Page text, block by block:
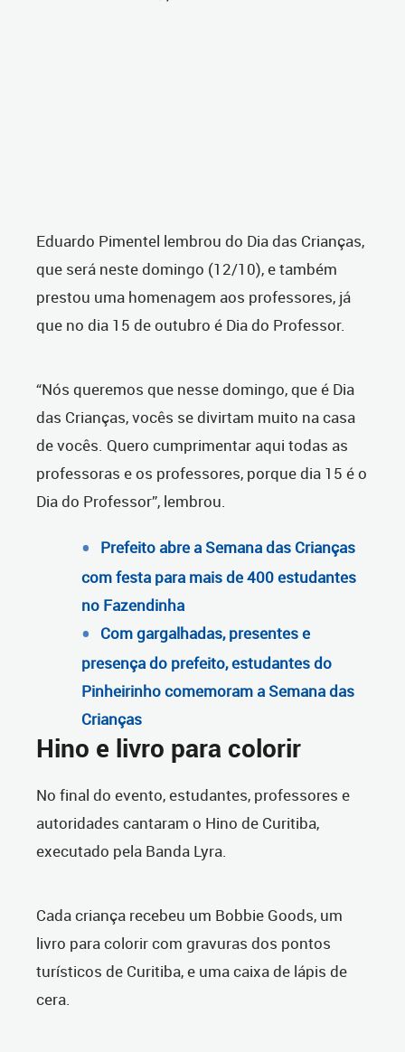
Eduardo Pimentel lembrou do Dia das Crianças,
que será neste domingo (12/10), e também
prestou uma homenagem aos professores, já
que no dia 15 de outubro é Dia do Professor.
“Nós queremos que nesse domingo, que é Dia
das Crianças, vocês se divirtam muito na casa
de vocês. Quero cumprimentar aqui todas as
professoras e os professores, porque dia 15 é o
Dia do Professor”, lembrou.
Prefeito abre a Semana das Crianças
com festa para mais de 400 estudantes
no Fazendinha
Com gargalhadas, presentes e
presença do prefeito, estudantes do
Pinheirinho comemoram a Semana das
Crianças
Hino e livro para colorir
No final do evento, estudantes, professores e
autoridades cantaram o Hino de Curitiba,
executado pela Banda Lyra.
Cada criança recebeu um Bobbie Goods, um
livro para colorir com gravuras dos pontos
turísticos de Curitiba, e uma caixa de lápis de
cera.